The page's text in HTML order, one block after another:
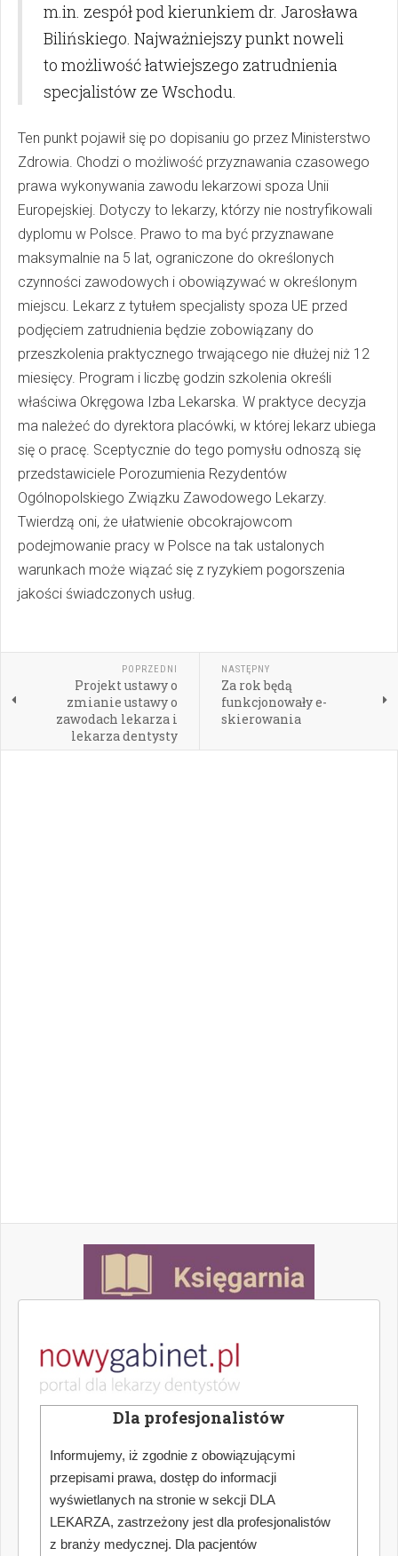
m.in. zespół pod kierunkiem dr. Jarosława
Bilińskiego. Najważniejszy punkt noweli
to możliwość łatwiejszego zatrudnienia
specjalistów ze Wschodu.
Ten punkt pojawił się po dopisaniu go przez Ministerstwo
Zdrowia. Chodzi o możliwość przyznawania czasowego
prawa wykonywania zawodu lekarzowi spoza Unii
Europejskiej. Dotyczy to lekarzy, którzy nie nostryfikowali
dyplomu w Polsce. Prawo to ma być przyznawane
maksymalnie na 5 lat, ograniczone do określonych
czynności zawodowych i obowiązywać w określonym
miejscu. Lekarz z tytułem specjalisty spoza UE przed
podjęciem zatrudnienia będzie zobowiązany do
przeszkolenia praktycznego trwającego nie dłużej niż 12
miesięcy. Program i liczbę godzin szkolenia określi
właściwa Okręgowa Izba Lekarska. W praktyce decyzja
ma należeć do dyrektora placówki, w której lekarz ubiega
się o pracę. Sceptycznie do tego pomysłu odnoszą się
przedstawiciele Porozumienia Rezydentów
Ogólnopolskiego Związku Zawodowego Lekarzy.
Twierdzą oni, że ułatwienie obcokrajowcom
podejmowanie pracy w Polsce na tak ustalonych
warunkach może wiązać się z ryzykiem pogorszenia
jakości świadczonych usług.
POPRZEDNI
Projekt ustawy o
zmianie ustawy o
zawodach lekarza i
lekarza dentysty
NASTĘPNY
Za rok będą
funkcjonowały e-
skierowania
Dla profesjonalistów
Informujemy, iż zgodnie z obowiązującymi
przepisami prawa, dostęp do informacji
wyświetlanych na stronie w sekcji DLA
LEKARZA, zastrzeżony jest dla profesjonalistów
z branży medycznej. Dla pacjentów